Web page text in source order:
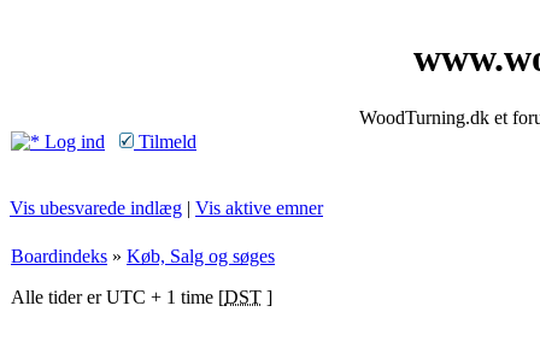
WoodTurning.dk et
Log ind
Tilmeld
Vis ubesvarede indlæg | Vis aktive emner
Boardindeks » Køb, Salg og søges
Alle tider er UTC + 1 time [DST ]